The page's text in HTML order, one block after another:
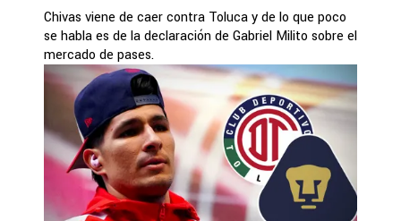
Chivas viene de caer contra Toluca y de lo que poco
se habla es de la declaración de Gabriel Milito sobre el
mercado de pases.